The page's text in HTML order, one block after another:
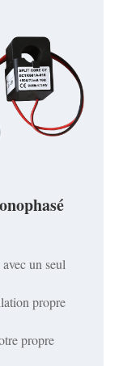
un seul
propre
propre